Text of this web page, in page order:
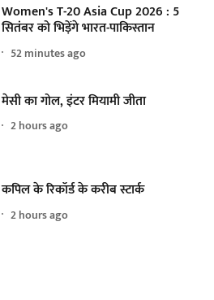
Women's T-20 Asia Cup 2026 : 5
सितंबर को भिड़ेंगे भारत-पाकिस्तान
52 minutes ago
मेसी का गोल, इंटर मियामी जीता
2 hours ago
कपिल के रिकॉर्ड के करीब स्टार्क
2 hours ago